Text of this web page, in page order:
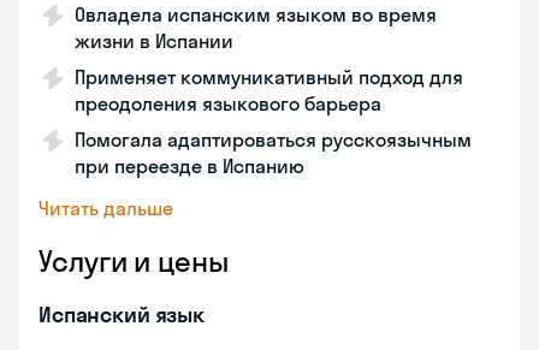
Овладела испанским языком во время
жизни в Испании
Применяет коммуникативный подход для
преодоления языкового барьера
Помогала адаптироваться русскоязычным
при переезде в Испанию
Читать дальше
Услуги и цены
Испанский язык